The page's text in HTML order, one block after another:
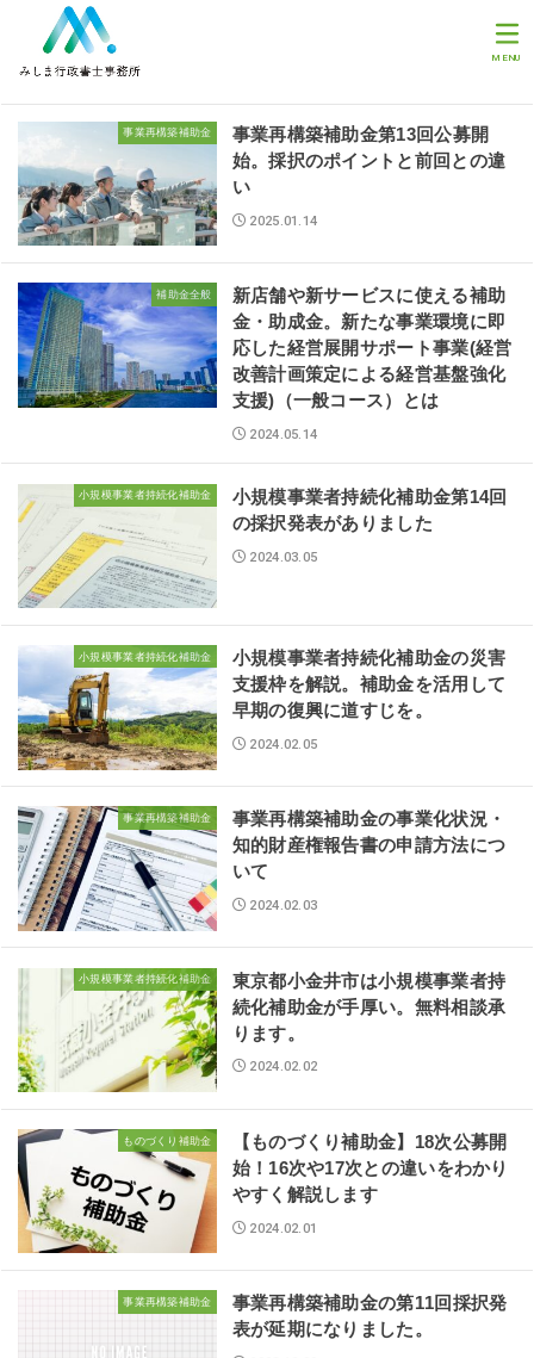
MENU
事業再構築補助金
事業再構築補助金第13回公募開
始。採択のポイントと前回との違
い
2025.01.14
補助金全般
新店舗や新サービスに使える補助
金・助成金。新たな事業環境に即
応した経営展開サポート事業(経営
改善計画策定による経営基盤強化
支援)（一般コース）とは
2024.05.14
小規模事業者持続化補助金
小規模事業者持続化補助金第14回
の採択発表がありました
2024.03.05
小規模事業者持続化補助金
小規模事業者持続化補助金の災害
支援枠を解説。補助金を活用して
早期の復興に道すじを。
2024.02.05
事業再構築補助金
事業再構築補助金の事業化状況・
知的財産権報告書の申請方法につ
いて
2024.02.03
小規模事業者持続化補助金
東京都小金井市は小規模事業者持
続化補助金が手厚い。無料相談承
ります。
2024.02.02
ものづくり補助金
【ものづくり補助金】18次公募開
始！16次や17次との違いをわかり
やすく解説します
2024.02.01
事業再構築補助金
事業再構築補助金の第11回採択発
表が延期になりました。